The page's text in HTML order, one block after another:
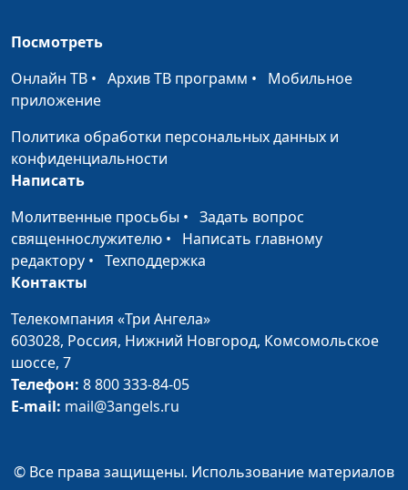
себя энергией на
целый день?
специалист по
немедикаментозному
Что делать, если
вставать
Мария Бородеева,
специалист по
модификации образа
оздоровлению
Как приучить себя
пить воду? Нужно ли
пить, если не хочется?
Мария Бородеева,
оздоровлению
Посмотреть
Онлайн ТВ • Архив ТВ программ • Мобильное
приложение
Политика обработки персональных данных и
конфиденциальности
Написать
Молитвенные просьбы • Задать вопрос
священнослужителю • Написать главному
редактору • Техподдержка
Контакты
Телекомпания «Три Ангела»
603028, Россия, Нижний Новгород, Комсомольское
шоссе, 7
Телефон: 8 800 333-84-05
E-mail: mail@3angels.ru
© Все права защищены. Использование материалов